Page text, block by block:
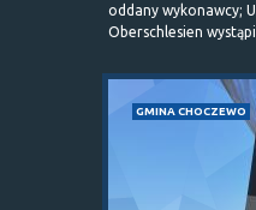
oddany wykonawcy;
Oberschlesien
GMINA CHOCZEWO